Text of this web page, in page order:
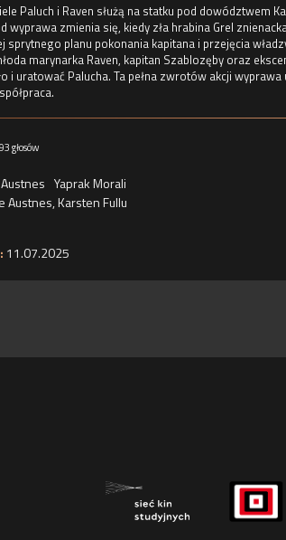
Paluch i Raven służą na statku pod dowództwem
wyprawa zmienia się, kiedy zła hrabina Grel
sprytnego planu pokonania kapitana i przejęcia
marynarka Raven, kapitan Szablozęby oraz
i uratować Palucha. Ta pełna zwrotów akcji
93 głosów
Yaprak Morali
Austnes,Karsten Fullu
11.07.2025